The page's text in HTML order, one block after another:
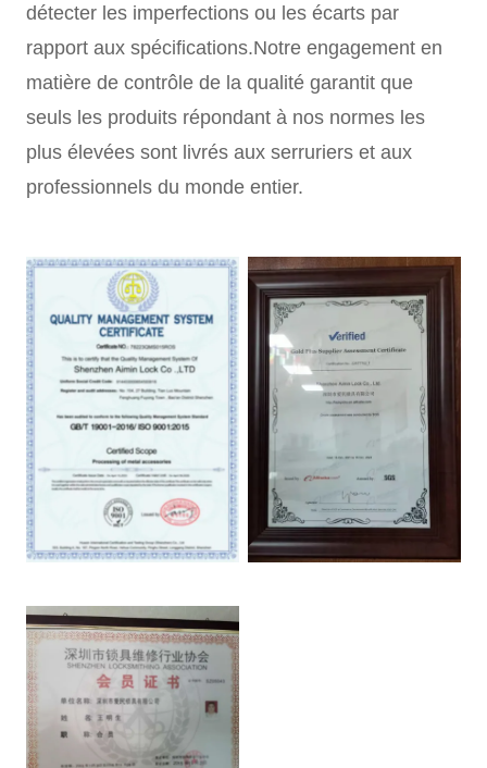
détecter les imperfections ou les écarts par
rapport aux spécifications.Notre engagement en
matière de contrôle de la qualité garantit que
seuls les produits répondant à nos normes les
plus élevées sont livrés aux serruriers et aux
professionnels du monde entier.